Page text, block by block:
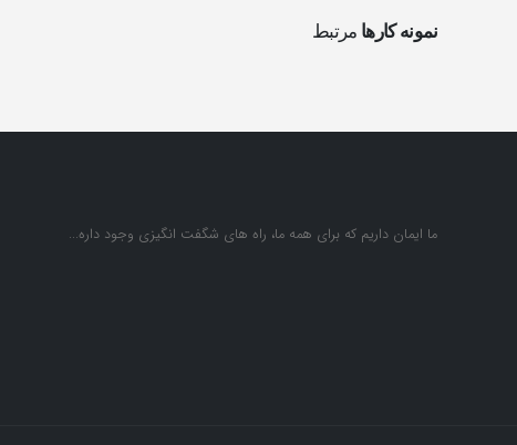
نمونه کارها مرتبط
ما ایمان داریم که برای همه ما، راه های شگفت انگیزی وجود داره...